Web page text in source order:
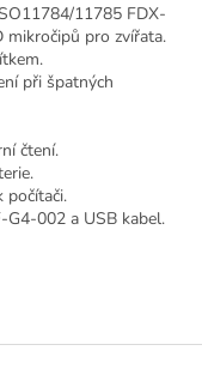
11785 FDX-
mikročipů pro zvířata.
při špatných
čtení.
počítači.
G4-002 a USB kabel.